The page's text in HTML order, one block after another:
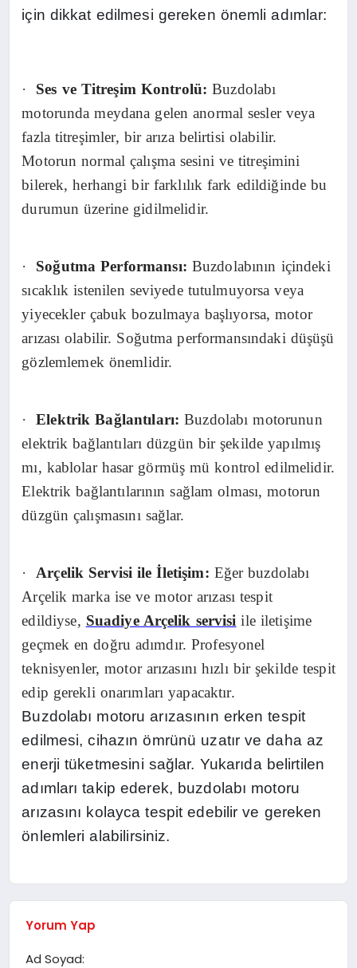
için dikkat edilmesi gereken önemli adımlar:
· Ses ve Titreşim Kontrolü: Buzdolabı
motorunda meydana gelen anormal sesler veya
fazla titreşimler, bir arıza belirtisi olabilir.
Motorun normal çalışma sesini ve titreşimini
bilerek, herhangi bir farklılık fark edildiğinde bu
durumun üzerine gidilmelidir.
· Soğutma Performansı: Buzdolabının içindeki
sıcaklık istenilen seviyede tutulmuyorsa veya
yiyecekler çabuk bozulmaya başlıyorsa, motor
arızası olabilir. Soğutma performansındaki düşüşü
gözlemlemek önemlidir.
· Elektrik Bağlantıları: Buzdolabı motorunun
elektrik bağlantıları düzgün bir şekilde yapılmış
mı, kablolar hasar görmüş mü kontrol edilmelidir.
Elektrik bağlantılarının sağlam olması, motorun
düzgün çalışmasını sağlar.
· Arçelik Servisi ile İletişim: Eğer buzdolabı
Arçelik marka ise ve motor arızası tespit
edildiyse, Suadiye Arçelik servisi ile iletişime
geçmek en doğru adımdır. Profesyonel
teknisyenler, motor arızasını hızlı bir şekilde tespit
edip gerekli onarımları yapacaktır.
Buzdolabı motoru arızasının erken tespit
edilmesi, cihazın ömrünü uzatır ve daha az
enerji tüketmesini sağlar. Yukarıda belirtilen
adımları takip ederek, buzdolabı motoru
arızasını kolayca tespit edebilir ve gereken
önlemleri alabilirsiniz.
Yorum Yap
Ad Soyad: